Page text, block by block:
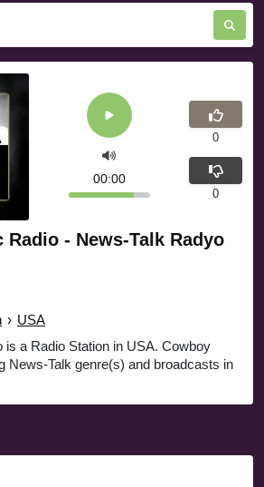
- News-Talk Radyo
› USA
is a Radio Station in USA. Cowboy
News-Talk genre(s) and broadcasts in
00:00
0
0